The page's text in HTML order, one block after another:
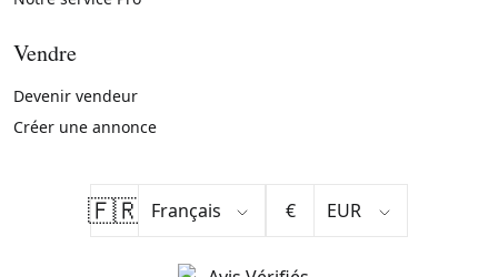
Vendre
Devenir vendeur
Créer une annonce
🇫🇷 €